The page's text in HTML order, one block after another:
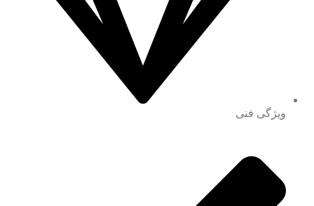
ویژگی فنی